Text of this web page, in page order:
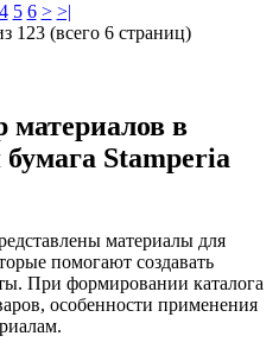
4 5 6 > >|
123 (всего 6 страниц)
в
бумага Stamperia
материалы для
помогают создавать
При формировании каталога
особенности применения